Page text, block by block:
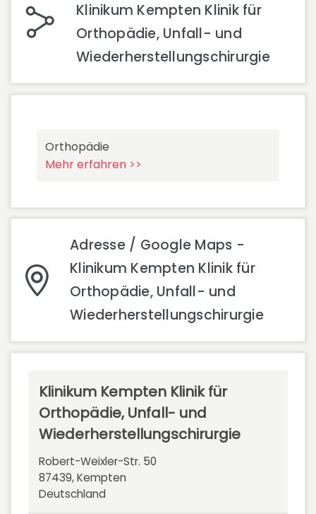
Klinikum Kempten Klinik für
Orthopädie, Unfall- und
Wiederherstellungschirurgie
Orthopädie
Mehr erfahren >>
Adresse / Google Maps -
Klinikum Kempten Klinik für
Orthopädie, Unfall- und
Wiederherstellungschirurgie
Klinikum Kempten Klinik für
Orthopädie, Unfall- und
Wiederherstellungschirurgie
Robert-Weixler-Str. 50
87439, Kempten
Deutschland